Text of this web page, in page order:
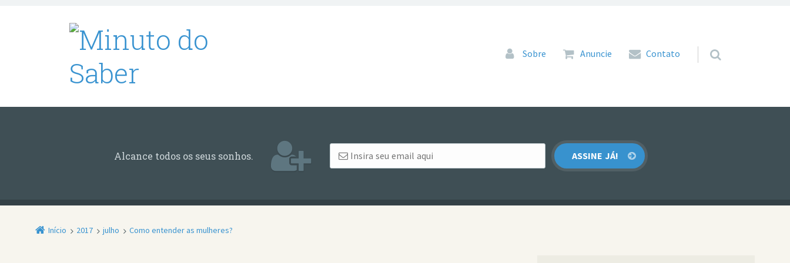
Pular para o conteúdo
Sobre Anuncie Contato
Alcance todos os seus sonhos.
Início 2017 julho Como entender as mulheres?